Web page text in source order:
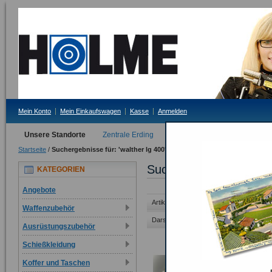
Mein Konto Mein Einkaufswagen Kasse Anmelden
Unsere Standorte Zentrale Erding
Startseite / Suchergebnisse für: 'walther lg 400'
Suchergebnisse für
Artikel 1 auf 30 von 55 gesamt
Darstellung als: Raster Liste
KATEGORIEN
Angebote
Waffenzubehör
Ausrüstungszubehör
Schießkleidung
Koffer und Taschen